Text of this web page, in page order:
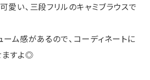
愛い、三段フリルのキャミブラウスで
ーム感があるので、コーディネートに
ますよ◎